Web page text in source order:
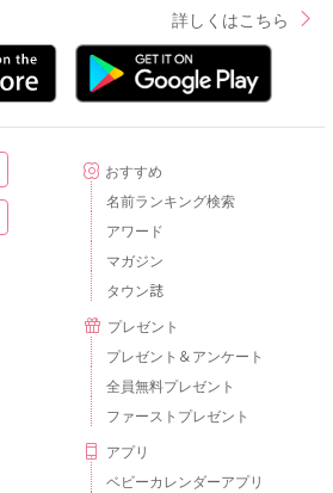
詳しくはこちら
おすすめ
名前ランキング検索
アワード
マガジン
タウン誌
プレゼント
プレゼント＆アンケート
全員無料プレゼント
ファーストプレゼント
アプリ
ベビーカレンダーアプリ